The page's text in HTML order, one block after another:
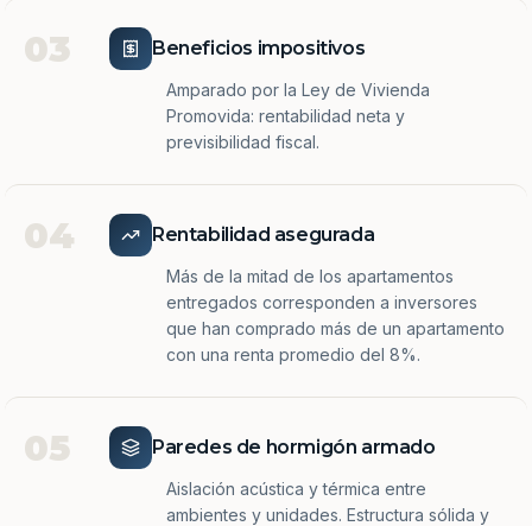
03 Beneficios impositivos
Amparado por la Ley de Vivienda
Promovida: rentabilidad neta y
previsibilidad fiscal.
04 Rentabilidad asegurada
Más de la mitad de los apartamentos
entregados corresponden a inversores
que han comprado más de un apartamento
con una renta promedio del 8%.
05 Paredes de hormigón armado
Aislación acústica y térmica entre
ambientes y unidades. Estructura sólida y